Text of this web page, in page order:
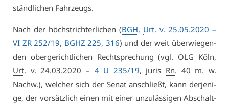
ständ­li­chen Fahr­zeugs.
Nach der höchst­rich­ter­li­chen (BGH, Urt. v. 25.05.2020 –
VI ZR 252/19, BGHZ 225, 316) und der weit über­wie­gen­
den ober­ge­richt­li­chen Recht­spre­chung (vgl. OLG Köln,
Urt. v. 24.03.2020 – 4 U 235/19, ju­ris Rn. 40 m. w.
Nachw.), wel­cher sich der Se­nat an­schließt, kann der­je­ni­
ge, der vor­sätz­lich ei­nen mit ei­ner un­zu­läs­si­gen Ab­schalt­